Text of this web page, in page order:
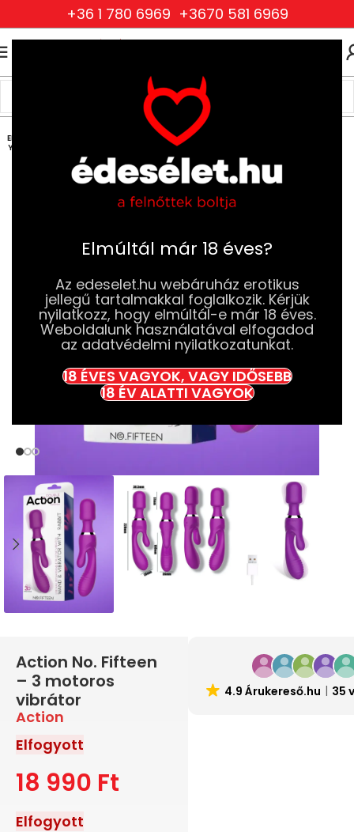
Elmúltál már 18 éves?
Az edeselet.hu webáruház erotikus
jellegű tartalmakkal foglalkozik. Kérjük
nyilatkozz, hogy elmúltál-e már 18 éves.
Weboldalunk használatával elfogadod
az adatvédelmi nyilatkozatunkat.
18 ÉVES VAGYOK, VAGY IDŐSEBB
18 ÉV ALATTI VAGYOK
+36 1 780 6969 +3670 581 6969
Szexjátékok Vibrátorok
Csiklóizgató Vibrátorok
ELFOG
YOTT
Action No. Fifteen
– 3 motoros
vibrátor
Action
Elfogyott
18 990 Ft
Elfogyott
4.9 Árukereső.hu 35